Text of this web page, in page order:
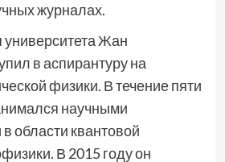
журналах.
университета Жан
в аспирантуру на
физики. В течение пяти
научными
области квантовой
В 2015 году он